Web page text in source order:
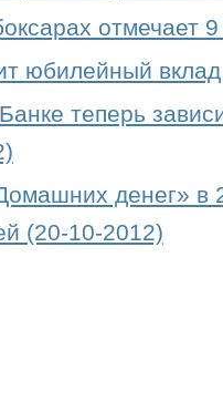
отмечает
юбилейный
теперь
денег» в
(20-10-2012)